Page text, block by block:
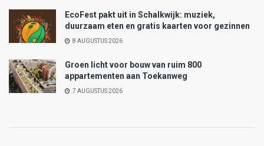
EcoFest pakt uit in Schalkwijk: muziek,
duurzaam eten en gratis kaarten voor gezinnen
8 AUGUSTUS 2026
Groen licht voor bouw van ruim 800
appartementen aan Toekanweg
7 AUGUSTUS 2026